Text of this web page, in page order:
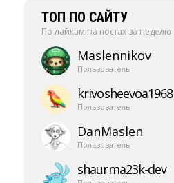
ТОП ПО САЙТУ
По лайкам на постах за неделю
Maslennikov
Пользователь
krivosheevoa1968
Пользователь
DanMaslen
Пользователь
shaurma23k-​dev